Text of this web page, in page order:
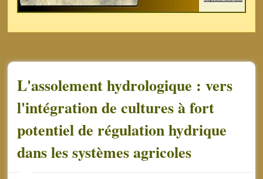
L'assolement hydrologique : vers
l'intégration de cultures à fort
potentiel de régulation hydrique
dans les systèmes agricoles